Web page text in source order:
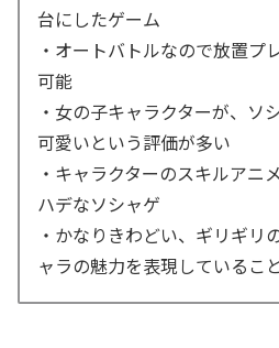
台にしたゲーム
・オートバトルなので放置プ
可能
・女の子キャラクターが、ソ
可愛いという評価が多い
・キャラクターのスキルアニ
ハデなソシャゲ
・かなりきわどい、ギリギリ
ャラの魅力を表現しているこ